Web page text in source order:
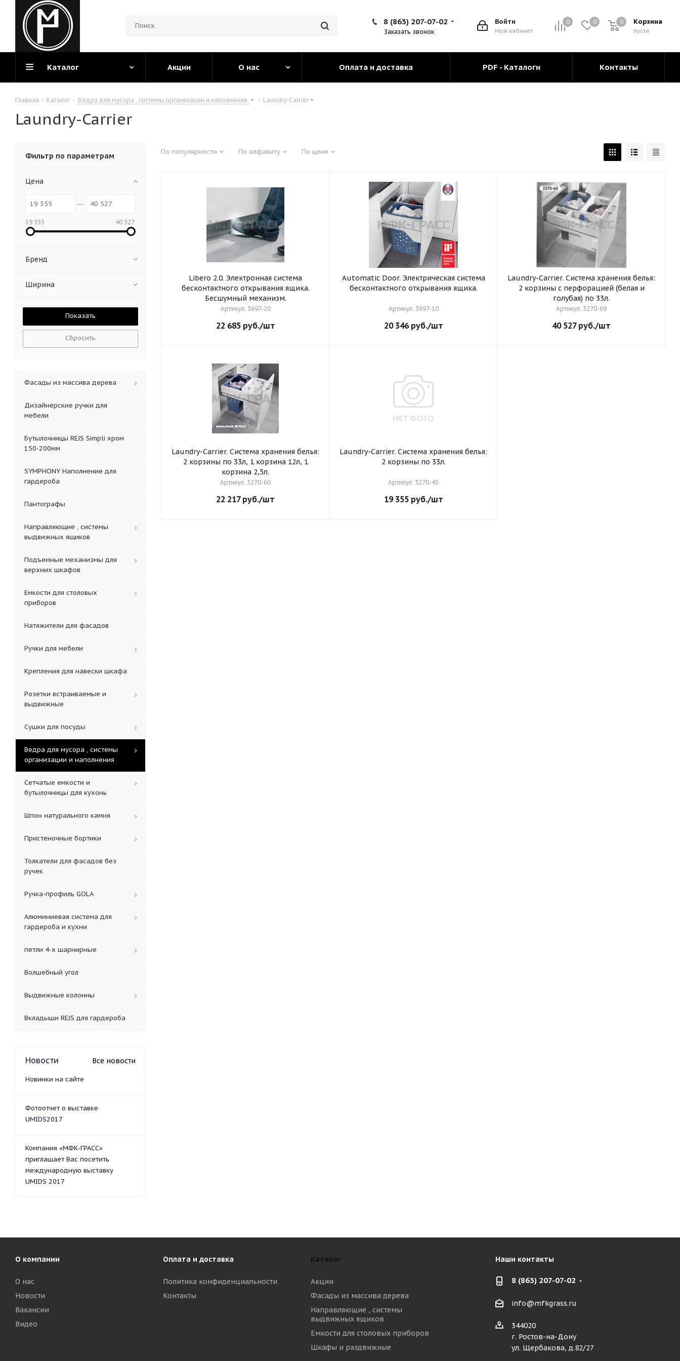
0 0 Корзина
0
пуста
0
Войти
Мой кабинет
8 (863) 207-07-02
Заказать звонок
Каталог Акции О нас Оплата и доставка PDF - Каталоги Контакты
Главная - Каталог - Ведра для мусора , системы организации и наполнения - Laundry-Carrier
Laundry-Carrier
По популярности По алфавиту По цене
Libero 2.0. Электронная система
бесконтактного открывания ящика.
Бесшумный механизм.
Артикул: 3697-20
22 685руб./шт
Automatic Door. Электрическая система
бесконтактного открывания ящика.
Артикул: 3697-10
20 346руб./шт
Laundry-Carrier. Система хранения белья:
2 корзины с перфорацией (белая и
голубая) по 33л.
Артикул: 3270-69
40 527руб./шт
Laundry-Carrier. Система хранения белья:
2 корзины по 33л, 1 корзина 12л, 1
корзина 2,5л.
Артикул: 3270-60
22 217руб./шт
Laundry-Carrier. Система хранения белья:
2 корзины по 33л.
Артикул: 3270-45
19 355руб./шт
Фильтр по параметрам
Цена
19 355 40 527
Бренд
Ширина
Сбросить
Фасады из массива дерева
Дизайнерские ручки для
мебели
Бутылочницы REJS Simpli хром
150-200мм
SYMPHONY Наполнение для
гардероба
Пантографы
Направляющие , системы
выдвижных ящиков
Подъемные механизмы для
верхних шкафов
Емкости для столовых
приборов
Натяжители для фасадов
Ручки для мебели
Крепления для навески шкафа
Розетки встраиваемые и
выдвижные
Сушки для посуды
Ведра для мусора , системы
организации и наполнения
Сетчатые емкости и
бутылочницы для кухонь
Шпон натурального камня
Пристеночные бортики
Толкатели для фасадов без
ручек
Ручка-профиль GOLA
Алюминиевая система для
гардероба и кухни
петли 4-х шарнирные
Волшебный угол
Выдвижные колонны
Вкладыши REJS для гардероба
Новости Все новости
Новинки на сайте
Фотоотчет о выставке
UMIDS2017
Компания «МФК-ГРАСС»
приглашает Вас посетить
международную выставку
UMIDS 2017
О компании
О нас
Новости
Вакансии
Видео
Оплата и доставка
Политика конфиденциальности
Контакты
Каталог
Акции
Фасады из массива дерева
Направляющие , системы
выдвижных ящиков
Емкости для столовых приборов
Шкафы и раздвижные
Наши контакты
8 (863) 207-07-02
info@mfkgrass.ru
344020
г. Ростов-на-Дону
ул. Щербакова, д.82/27